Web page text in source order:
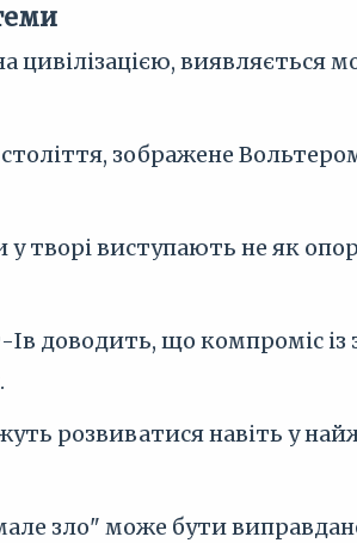
цивілізацією, виявляється
зображене
у творі виступають не як
доводить, що компроміс із
розвиватися навіть у
зло" може бути